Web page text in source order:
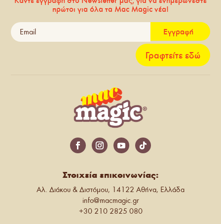
πρώτοι για όλα τα Mac Magic νέα!
Εγγραφή
Γραφτείτε εδώ
Στοιχεία επικοινωνίας:
Αλ. Διάκου & Διστόμου, 14122 Αθήνα, Ελλάδα
info@macmagic.gr
+30 210 2825 080